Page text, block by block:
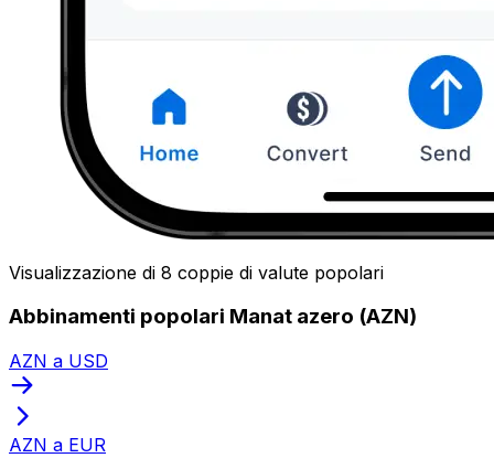
Visualizzazione di 8 coppie di valute popolari
Abbinamenti popolari Manat azero (AZN)
AZN a USD
AZN a EUR